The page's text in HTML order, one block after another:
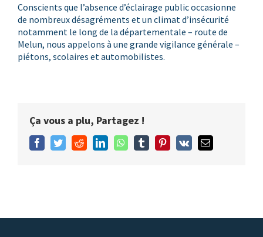
Conscients que l’absence d’éclairage public occasionne
de nombreux désagréments et un climat d’insécurité
notamment le long de la départementale – route de
Melun, nous appelons à une grande vigilance générale –
piétons, scolaires et automobilistes.
Ça vous a plu, Partagez !
Facebook
TwitterRedditLinkedInWhatsApp
Tumblr Pinterest
Vk Email